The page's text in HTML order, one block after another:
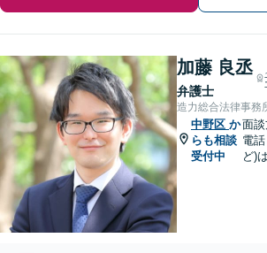
加藤 良丞
弁護士
造力総合法律事務
中野区 か
らも相談
受付中
面談
電
ど)